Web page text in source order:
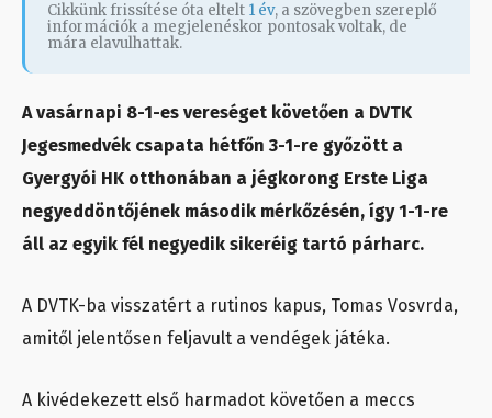
Cikkünk frissítése óta eltelt 1 év, a szövegben szereplő
információk a megjelenéskor pontosak voltak, de
mára elavulhattak.
A vasárnapi 8-1-es vereséget követően a DVTK
Jegesmedvék csapata hétfőn 3-1-re győzött a
Gyergyói HK otthonában a jégkorong Erste Liga
negyeddöntőjének második mérkőzésén, így 1-1-re
áll az egyik fél negyedik sikeréig tartó párharc.
A DVTK-ba visszatért a rutinos kapus, Tomas Vosvrda,
amitől jelentősen feljavult a vendégek játéka.
A kivédekezett első harmadot követően a meccs